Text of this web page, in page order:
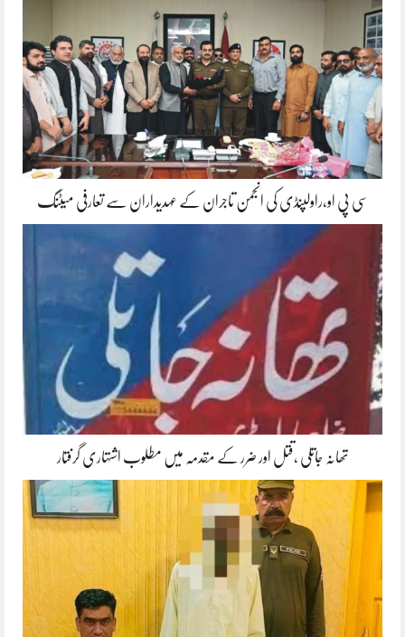
سی پی او،راولپنڈی کی انجمن تاجران کے عہدیداران سے تعارفی میٹنگ
تھانہ جاتلی ،قتل اور ضرر کے مقدمہ میں مطلوب اشتہاری گرفتار